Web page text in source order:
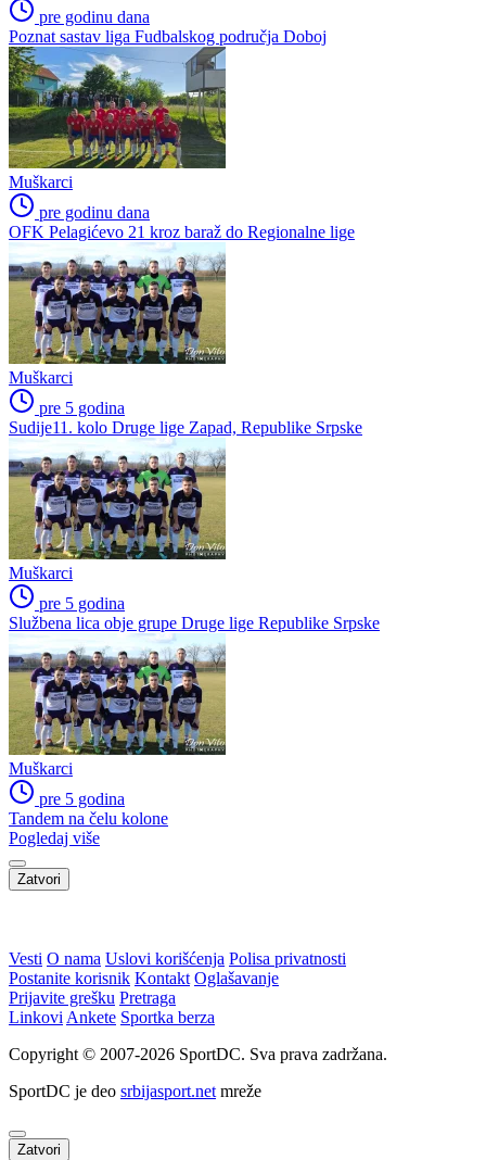
pre godinu dana
Poznat sastav liga Fudbalskog područja Doboj
Muškarci
pre godinu dana
OFK Pelagićevo 21 kroz baraž do Regionalne lige
Muškarci
pre 5 godina
Sudije11. kolo Druge lige Zapad, Republike Srpske
Muškarci
pre 5 godina
Službena lica obje grupe Druge lige Republike Srpske
Muškarci
pre 5 godina
Tandem na čelu kolone
Pogledaj više
Zatvori
Zmajice u Mostaru počele
pripreme za Mediteranske
igre
Zašto su Crnogorci spustili
FOTO | Bijeli Brijeg zabio čak
10 golova za kraj grupne
seli iza Desete
HŠK Zrinjski otvorio upise: